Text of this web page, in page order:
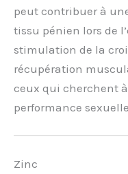
peut contribuer à
tissu pénien lors de
stimulation de la
récupération
ceux qui cherchent
performance
Zinc